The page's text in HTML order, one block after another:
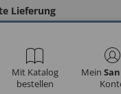
Lieferung
Mit Katalog
bestellen
Mein